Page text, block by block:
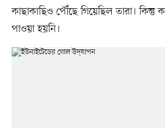
কাছাকাছিও পৌঁছে গিয়েছিল তারা। কিন্তু
পাওয়া হয়নি।